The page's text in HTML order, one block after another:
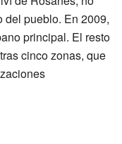
del pueblo. En 2009,
principal. El resto
cinco zonas, que